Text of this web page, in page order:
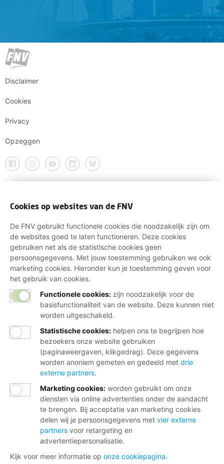
Disclaimer
Cookies
Privacy
Opzeggen
Cookies op websites van de FNV
De FNV gebruikt functionele cookies die noodzakelijk zijn om
de websites goed te laten functioneren. Deze cookies
gebruiken net als de statistische cookies geen
persoonsgegevens. Met jouw toestemming gebruiken we ook
marketing cookies. Hieronder kun je toestemming geven voor
het gebruik van cookies.
Functionele cookies: zijn noodzakelijk voor de
basisfunctionaliteit van de website. Deze kunnen niet
worden uitgeschakeld.
Statistische cookies: helpen ons te begrijpen hoe
bezoekers onze website gebruiken
(paginaweergaven, klikgedrag). Deze gegevens
worden anoniem gemeten en gedeeld met drie
externe partners.
Marketing cookies: worden gebruikt om onze
diensten via online advertenties onder de aandacht
te brengen. Bij acceptatie van marketing cookies
delen wij je persoonsgegevens met vier externe
partners voor retargeting en
advertentiepersonalisatie.
Kijk voor meer informatie op onze cookiepagina.